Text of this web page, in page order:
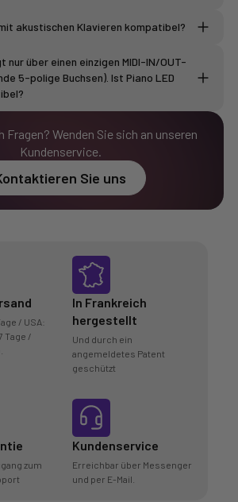
und Zubehörteile
dient
akustischen Klavieren kompatibel?
nur über einen einzigen MIDI-IN/OUT-
5-polige Buchsen). Ist Piano LED
Fragen? Wenden Sie sich an unseren
Kundenservice.
Sie uns
/ USA:
Tage /
In Frankreich
hergestellt
Und durch ein
angemeldetes Patent
geschützt
zum
Kundenservice
Erreichbar über Messenger
und per E-Mail.